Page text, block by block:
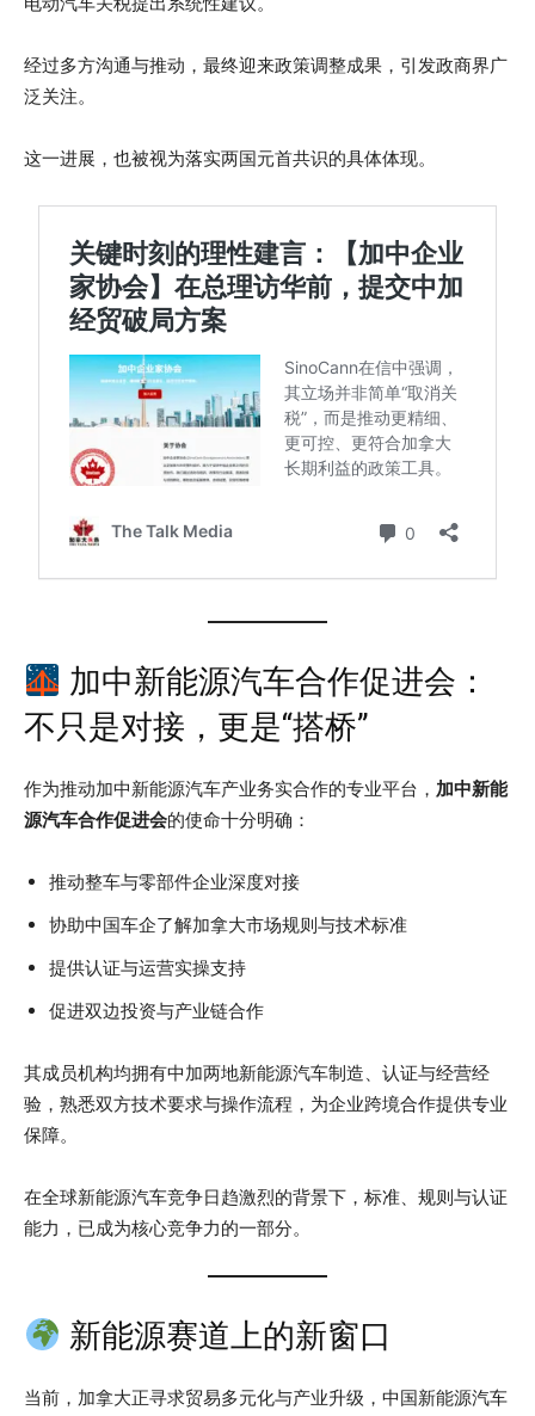
经过多方沟通与推动，最终迎来政策调整成果，引发政商界广
泛关注。
这一进展，也被视为落实两国元首共识的具体体现。
加中新能源汽车合作促进会：
不只是对接，更是“搭桥”
作为推动加中新能源汽车产业务实合作的专业平台， 加中新能
源汽车合作促进会的使命十分明确：
推动整车与零部件企业深度对接
协助中国车企了解加拿大市场规则与技术标准
提供认证与运营实操支持
促进双边投资与产业链合作
其成员机构均拥有中加两地新能源汽车制造、认证与经营经
验，熟悉双方技术要求与操作流程，为企业跨境合作提供专业
保障。
在全球新能源汽车竞争日趋激烈的背景下，标准、规则与认证
能力，已成为核心竞争力的一部分。
新能源赛道上的新窗口
当前，加拿大正寻求贸易多元化与产业升级，中国新能源汽车